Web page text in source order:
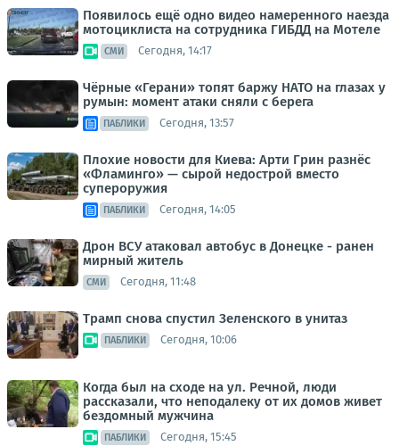
Появилось ещё одно видео намеренного наезда
мотоциклиста на сотрудника ГИБДД на Мотеле
СМИ Сегодня, 14:17
Чёрные «Герани» топят баржу НАТО на глазах у
румын: момент атаки сняли с берега
ПАБЛИКИ Сегодня, 13:57
Плохие новости для Киева: Арти Грин разнёс
«Фламинго» — сырой недострой вместо
супероружия
ПАБЛИКИ Сегодня, 14:05
Дрон ВСУ атаковал автобус в Донецке - ранен
мирный житель
СМИ Сегодня, 11:48
Трамп снова спустил Зеленского в унитаз
ПАБЛИКИ Сегодня, 10:06
Когда был на сходе на ул. Речной, люди
рассказали, что неподалеку от их домов живет
бездомный мужчина
ПАБЛИКИ Сегодня, 15:45